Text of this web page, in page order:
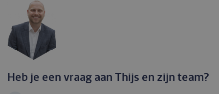
Heb je een vraag aan Thijs en zijn team?